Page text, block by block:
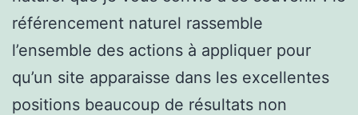
référencement naturel rassemble
l’ensemble des actions à appliquer pour
qu’un site apparaisse dans les excellentes
positions beaucoup de résultats non